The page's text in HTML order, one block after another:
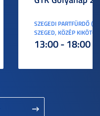
SZEGEDI PARTFÜRDŐ
SZEGED, KÖZÉP KIKÖTŐ
13:00 - 18:00